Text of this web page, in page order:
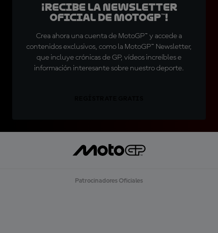
¡Recibe la Newsletter
oficial de MotoGP™!
Crea ahora una cuenta de MotoGP™ y accede a
contenidos exclusivos, como la MotoGP™ Newsletter,
que incluye crónicas de GP, vídeos increíbles e
información interesante sobre nuestro deporte.
Patrocinadores Oficiales